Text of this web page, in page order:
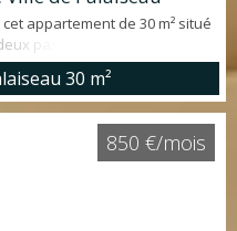
appartement de 30 m² situé
pas de toutes les
se compose :
une salle d'eau avec Wc
rapidement. Me contacter
30 m²
850 €/mois